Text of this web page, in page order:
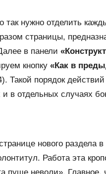
так нужно отделить
страницы,
в панели
кнопку «Как в
Такой порядок действий
в отдельных случаях
нового раздела
Работа эта